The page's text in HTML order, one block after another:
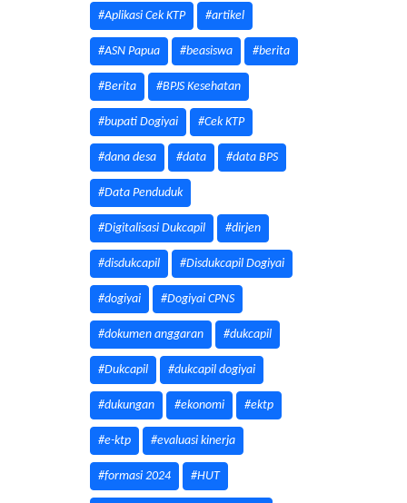
#Aplikasi Cek KTP #artikel
#ASN Papua #beasiswa #berita
#Berita #BPJS Kesehatan
#bupati Dogiyai #Cek KTP
#dana desa #data #data BPS
#Data Penduduk
#Digitalisasi Dukcapil #dirjen
#disdukcapil #Disdukcapil Dogiyai
#dogiyai #Dogiyai CPNS
#dokumen anggaran #dukcapil
#Dukcapil #dukcapil dogiyai
#dukungan #ekonomi #ektp
#e-ktp #evaluasi kinerja
#formasi 2024 #HUT